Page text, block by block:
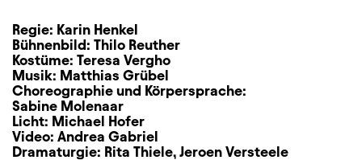
Regie: Karin Henkel
Bühnenbild: Thilo Reuther
Kostüme: Teresa Vergho
Musik: Matthias Grübel
Choreographie und Körpersprache:
Sabine Molenaar
Licht: Michael Hofer
Video: Andrea Gabriel
Dramaturgie: Rita Thiele, Jeroen Versteele